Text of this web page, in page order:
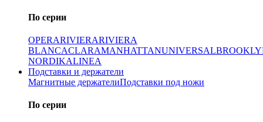
По серии
OPERARIVIERARIVIERA
BLANCACLARAMANHATTANUNIVERSAL
NORDIKALINEA
Подставки и держатели
Магнитные держателиПодставки под ножи
По серии